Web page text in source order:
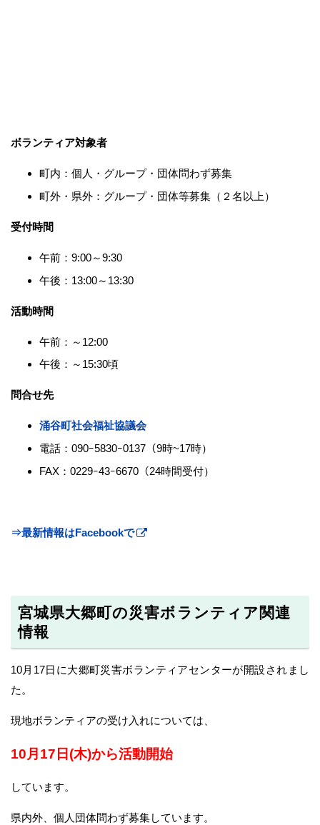
ボランティア対象者
町内：個人・グループ・団体問わず募集
町外・県外：グループ・団体等募集（２名以上）
受付時間
午前：9:00～9:30
午後：13:00～13:30
活動時間
午前：～12:00
午後：～15:30頃
問合せ先
涌谷町社会福祉協議会
電話：090ｰ5830ｰ0137（9時~17時）
FAX：0229ｰ43ｰ6670（24時間受付）
⇒最新情報はFacebookで
宮城県大郷町の災害ボランティア関連
情報
10月17日に大郷町災害ボランティアセンターが開設されまし
た。
現地ボランティアの受け入れについては、
10月17日(木)から活動開始
しています。
県内外、個人団体問わず募集しています。